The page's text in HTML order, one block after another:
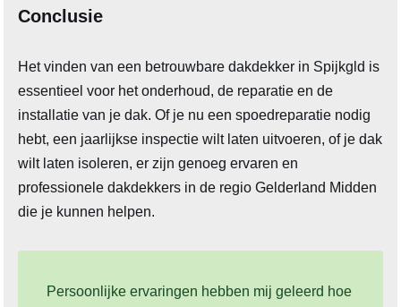
Conclusie
Het vinden van een betrouwbare dakdekker in Spijkgld is
essentieel voor het onderhoud, de reparatie en de
installatie van je dak. Of je nu een spoedreparatie nodig
hebt, een jaarlijkse inspectie wilt laten uitvoeren, of je dak
wilt laten isoleren, er zijn genoeg ervaren en
professionele dakdekkers in de regio Gelderland Midden
die je kunnen helpen.
Persoonlijke ervaringen hebben mij geleerd hoe